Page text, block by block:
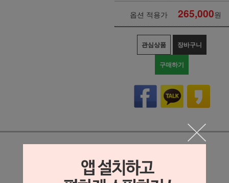
옵션 적용가 265,000원
관심상품 장바구니
구매하기
상세정보 새창 열기